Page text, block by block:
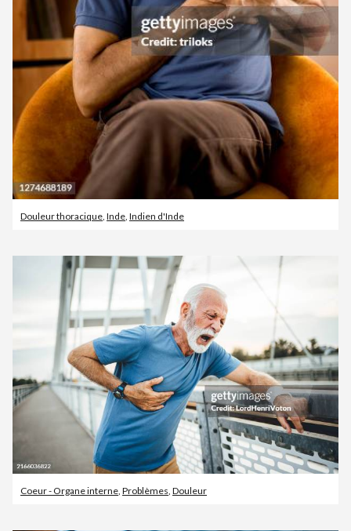
Douleur thoracique, Inde, Indien d'Inde
Coeur - Organe interne Problèmes Douleur